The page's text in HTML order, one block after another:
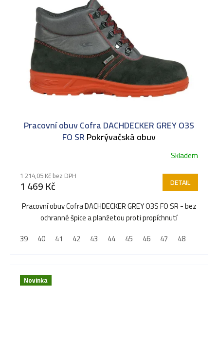
Pracovní obuv Cofra DACHDECKER GREY O3S
FO SRPokrývačská obuv
Skladem
1 214,05 Kč bez DPH
1 469 Kč DETAIL
Pracovní obuv Cofra DACHDECKER GREY O3S FO SR - bez
ochranné špice a planžetou proti propíchnutí
39
40 41 42 43 44 45 46 47 48
Novinka